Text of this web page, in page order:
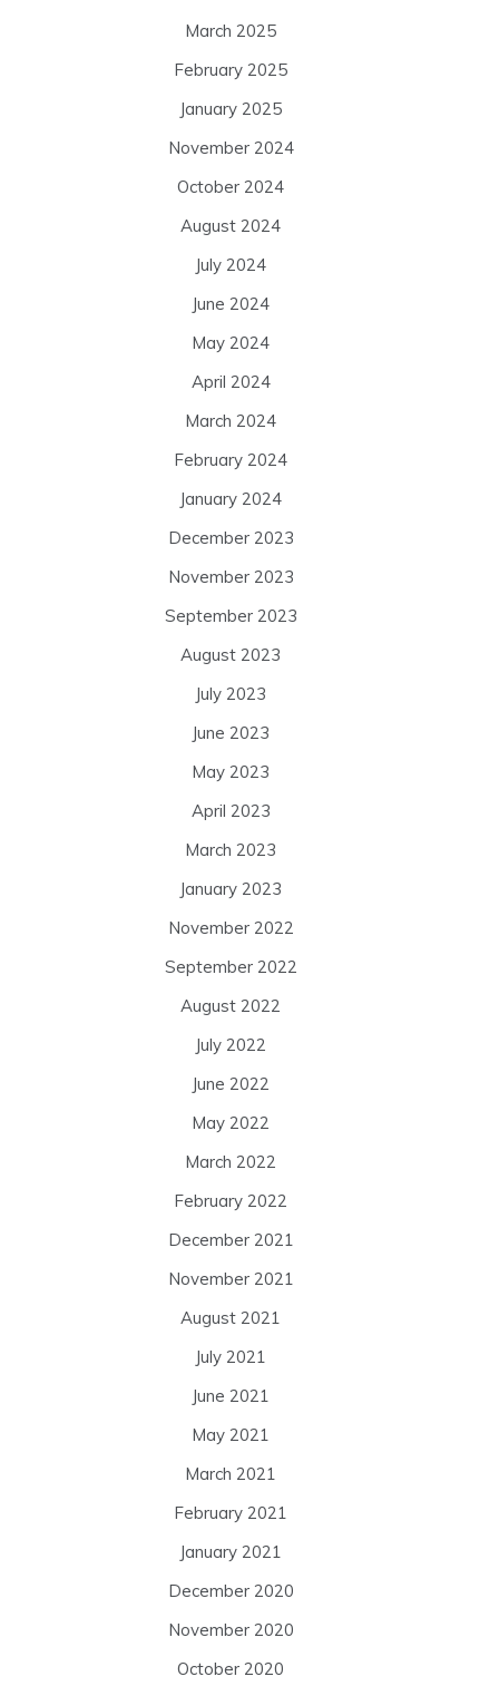
March 2025
February 2025
January 2025
November 2024
October 2024
August 2024
July 2024
June 2024
May 2024
April 2024
March 2024
February 2024
January 2024
December 2023
November 2023
September 2023
August 2023
July 2023
June 2023
May 2023
April 2023
March 2023
January 2023
November 2022
September 2022
August 2022
July 2022
June 2022
May 2022
March 2022
February 2022
December 2021
November 2021
August 2021
July 2021
June 2021
May 2021
March 2021
February 2021
January 2021
December 2020
November 2020
October 2020